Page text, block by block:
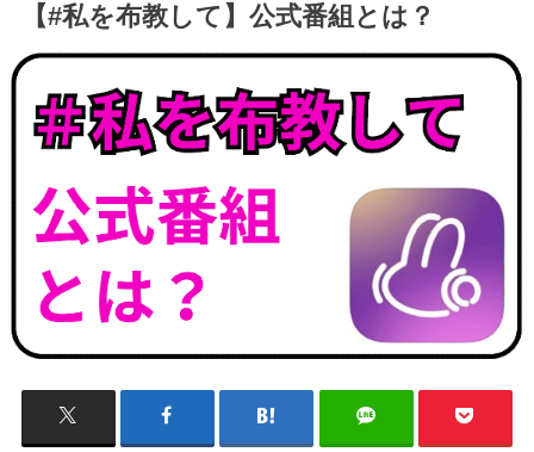
【#私を布教して】公式番組とは？